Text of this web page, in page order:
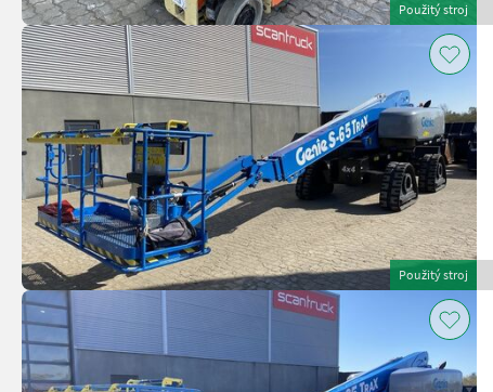
Použitý stroj
Použitý stroj